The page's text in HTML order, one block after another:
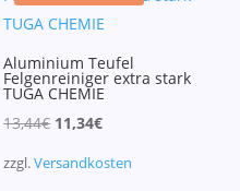
Aluminium Teufel
Felgenreiniger extra stark
TUGA CHEMIE
13,44€ Ursprünglicher
11,34€Aktueller
zzgl.Versandkosten